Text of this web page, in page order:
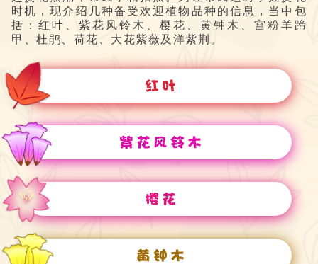
时机，现介绍几种备受欢迎植物品种的信息，当中包
括：红叶、紫花风铃木、樱花、黄钟木、宫粉羊蹄
甲、杜鹃、荷花、大花紫薇及洋紫荆。
红叶
紫花风铃木
樱花
黄钟木